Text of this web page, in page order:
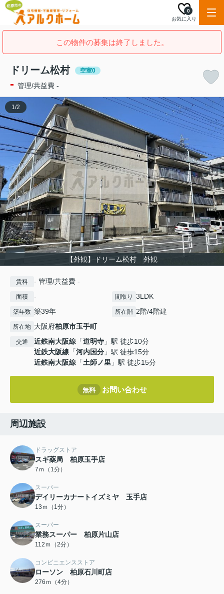
お気に入り
0
この物件の募集は終了しました。
ドリーム松村 空室0
- 管理/共益費 -
【外観】ドリーム松村 外観
1/2
賃料 - 管理/共益費 -
面積 - 間取り 3LDK
築年数 築39年 所在階 2階/4階建
所在地 大阪府柏原市玉手町
交通 近鉄南大阪線 「道明寺 」駅 徒歩10分
近鉄大阪線 「河内国分 」駅 徒歩15分
近鉄南大阪線 「土師ノ里 」駅 徒歩15分
無料 お問い合わせ
周辺施設
ドラッグストア
スギ薬局 柏原玉手店
7ｍ（1分）
スーパー
デイリーカナートイズミヤ 玉手店
13ｍ（1分）
スーパー
業務スーパー 柏原片山店
112ｍ（2分）
コンビニエンスストア
ローソン 柏原石川町店
276ｍ（4分）